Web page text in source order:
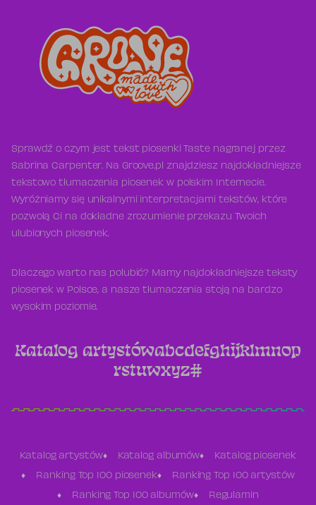
Sprawdź o czym jest tekst piosenki Taste nagranej przez
Sabrina Carpenter. Na Groove.pl znajdziesz najdokładniejsze
tekstowo tłumaczenia piosenek w polskim Internecie.
Wyróżniamy się unikalnymi interpretacjami tekstów, które
pozwolą Ci na dokładne zrozumienie przekazu Twoich
ulubionych piosenek.
Dlaczego warto nas polubić? Mamy najdokładniejsze teksty
piosenek w Polsce, a nasze tłumaczenia stoją na bardzo
wysokim poziomie.
Katalog artystówabcdefghijklmnop
rstuwxyz#
Katalog artystów Katalog albumów Katalog piosenek
Ranking Top 100 piosenek Ranking Top 100 artystów
Ranking Top 100 albumów Regulamin